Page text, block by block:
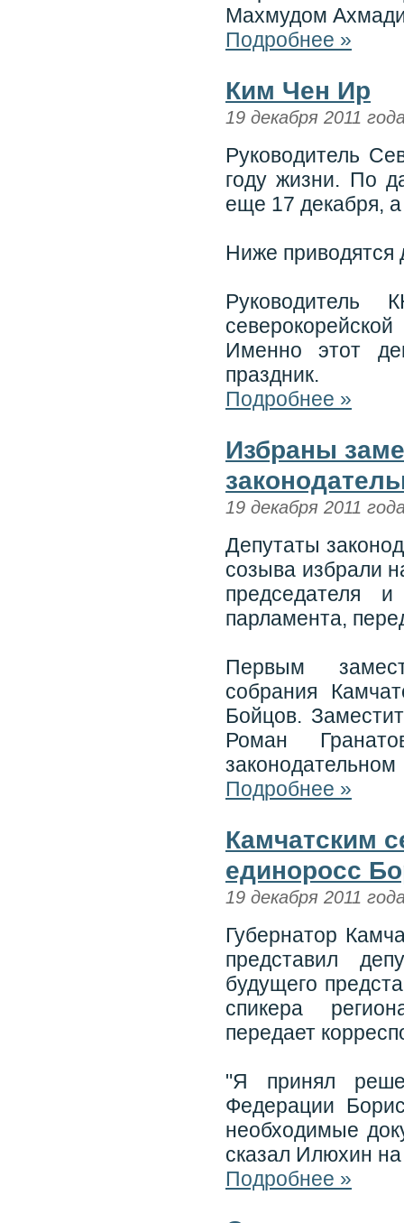
Махмудом
Подробнее »
Ким Чен Ир
19 декабря 2011
Руководитель
году жизни. По
еще 17 декабря,
Ниже
Именно этот
праздник.
Подробнее »
Избраны
19 декабря 2011
Депутаты
созыва избрали
председателя и
парламента,
Первым
собрания
Бойцов.
Роман
законодательном
Подробнее »
Камчатским
единоросс
19 декабря 2011
Губернатор
представил
будущего
спикера
передает
"Я принял
Федерации
необходимые
сказал Илюхин
Подробнее »